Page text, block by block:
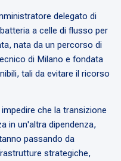
delegato di
a celle di flusso per
nata da un percorso di
di Milano e fondata
tali da evitare il ricorso
che la transizione
in un'altra dipendenza,
passando da
strategiche,